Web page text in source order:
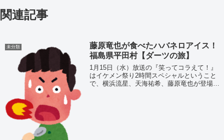
関連記事
未分類
藤原竜也が食べたハバネロアイス！
福島県平田村【ダーツの旅】
1月15日（水）放送の『笑ってコラえて！』
はイケメン祭り2時間スペシャルということ
で、横浜流星、天海祐希、藤原竜也が登場！